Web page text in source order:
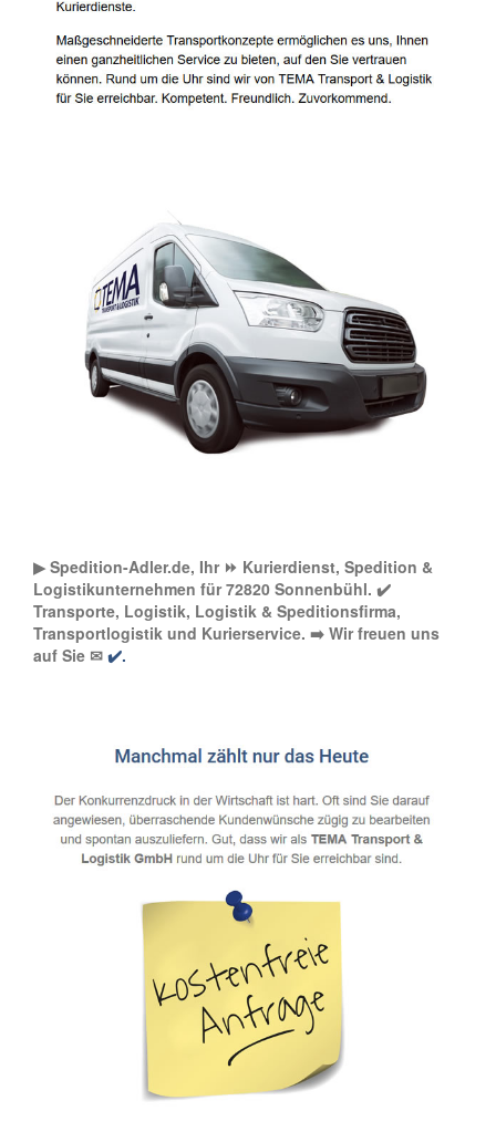
▶︎ Spedition-Adler.de, Ihr ⏩ Kurierdienst, Spedition &
Logistikunternehmen für 72820 Sonnenbühl. ✔️
Transporte, Logistik, Logistik & Speditionsfirma,
Transportlogistik und Kurierservice. ➡️ Wir freuen uns
auf Sie ✉ ✔️.